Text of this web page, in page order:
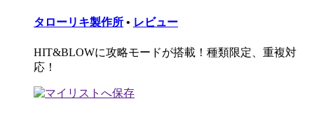
タローリキ製作所 • レビュー
HIT&BLOWに攻略モードが搭載！種類限定、重複対
応！